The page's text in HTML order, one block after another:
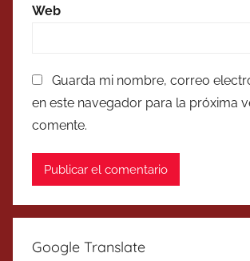
Web
Guarda mi nombre, correo
en este navegador para la próxima
comente.
Google Translate